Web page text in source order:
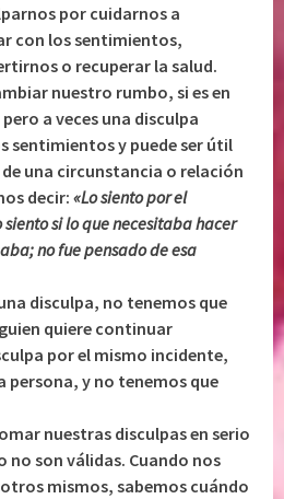
por cuidarnos a
con los sentimientos,
o recuperar la salud.
nuestro rumbo, si es en
a veces una disculpa
sentimientos y puede ser útil
una circunstancia o relación
decir:«Lo siento por el
si lo que necesitaba hacer
no fue pensado de esa
disculpa, no tenemos que
quiere continuar
por el mismo incidente,
persona, y no tenemos que
nuestras disculpas en serio
no son válidas. Cuando nos
mismos, sabemos cuándo